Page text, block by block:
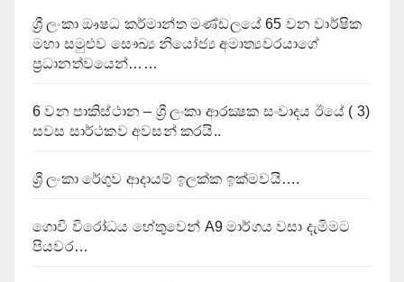
ශ්‍රී ලංකා ඖෂධ කර්මාන්ත මණ්ඩලයේ 65 වන වාර්ෂික
මහා සමුළුව සෞඛ්‍ය නියෝජ්‍ය අමාත්‍යවරයාගේ
ප්‍රධානත්වයෙන්……
6 වන පාකිස්ථාන – ශ්‍රී ලංකා ආරක්‍ෂක සංවාදය ඊයේ ( 3)
සවස සාර්ථකව අවසන් කරයි..
ශ්‍රී ලංකා රේගුව ආදායම් ඉලක්ක ඉක්මවයි….
ගොවි විරෝධය හේතුවෙන් A9 මාර්ගය වසා දැමිමට
පියවර…